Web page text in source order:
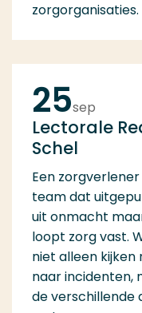
zorgorganisaties.
Lectorale
Schel
Een
team dat
uit onmacht
loopt zorg vast.
niet alleen kijken
naar incidenten,
de verschillende
25sep